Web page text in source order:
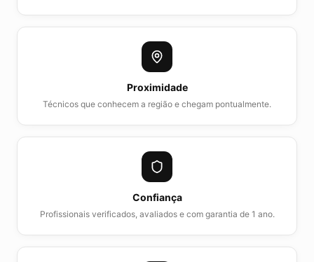
Proximidade
Técnicos que conhecem a região e chegam pontualmente.
Confiança
Profissionais verificados, avaliados e com garantia de 1 ano.